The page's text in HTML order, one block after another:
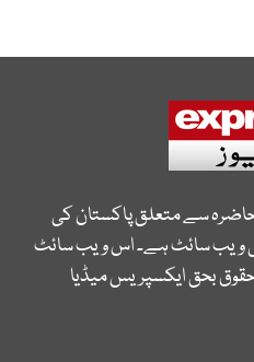
سے متعلق پاکستان کی
ویب سائٹ ہے۔ اس ویب سائٹ
بحق ایکسپریس میڈیا